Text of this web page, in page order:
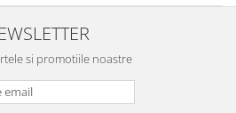
si promotiile noastre